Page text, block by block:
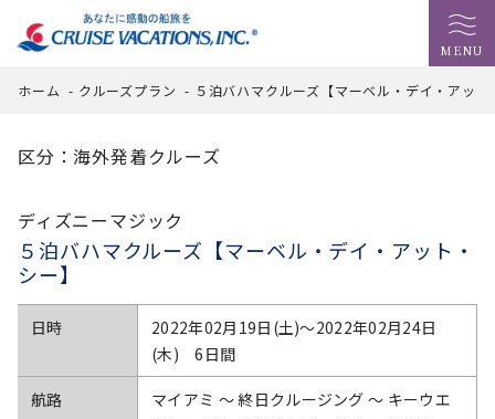
MENU
ホーム - クルーズプラン - ５泊バハマクルーズ【マーベル・デイ・アット
区分：海外発着クルーズ
ディズニーマジック
５泊バハマクルーズ【マーベル・デイ・アット・
シー】
日時
2022年02月19日(土)〜2022年02月24日
(木) 6日間
航路
マイアミ ～ 終日クルージング ～ キーウエ